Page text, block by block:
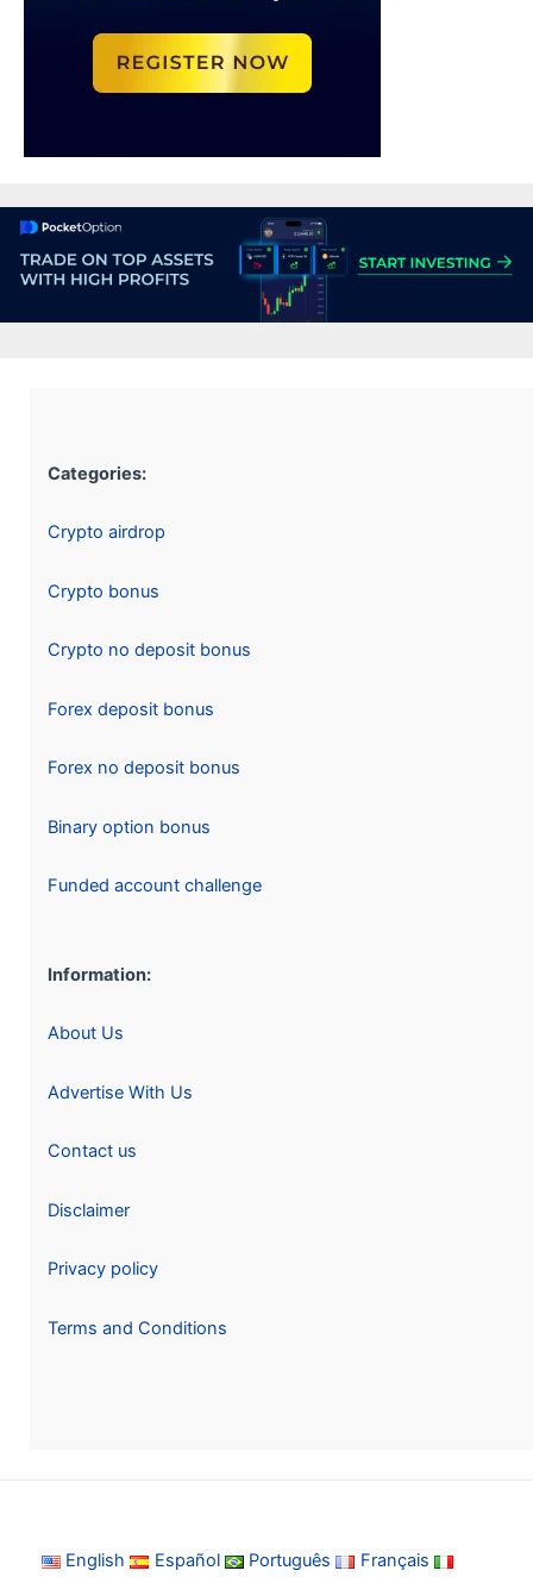
Categories:
Crypto airdrop
Crypto bonus
Crypto no deposit bonus
Forex deposit bonus
Forex no deposit bonus
Binary option bonus
Funded account challenge
Information:
About Us
Advertise With Us
Contact us
Disclaimer
Privacy policy
Terms and Conditions
English Español Português
Français